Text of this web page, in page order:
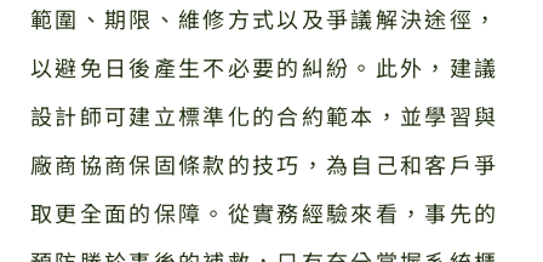
範圍、期限、維修方式以及爭議解決途徑，
以避免日後產生不必要的糾紛。此外，建議
設計師可建立標準化的合約範本，並學習與
廠商協商保固條款的技巧，為自己和客戶爭
取更全面的保障。從實務經驗來看，事先的